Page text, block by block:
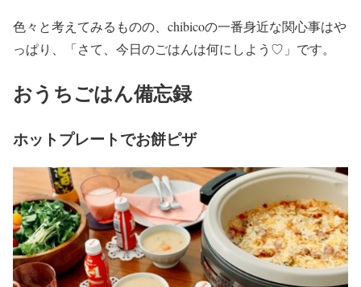
色々と考えてみるものの、chibicoの一番身近な関心事はや
っぱり、「さて、今日のごはんは何にしよう♡」です。
おうちごはん備忘録
ホットプレートでお餅ピザ